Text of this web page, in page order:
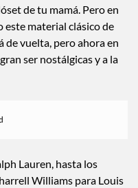
vibra setentera, como
de tu mamá. Pero en
este material clásico de
de vuelta, pero ahora en
ser nostálgicas y a la
Lauren, hasta los